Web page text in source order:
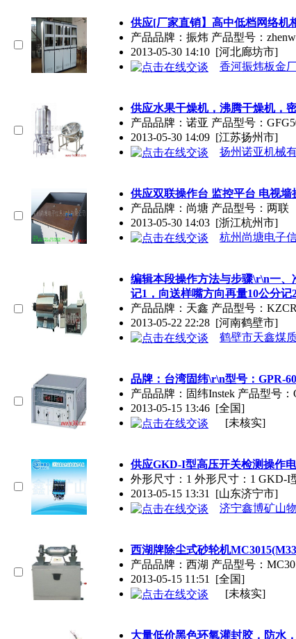
供应[厂家直销】高中低档网络机
产品品牌：振炜 产品型号：
2013-05-30 14:10 [河北廊坊市]
香河振炜板金厂
供应水果干燥机，沸腾干燥机，
产品品牌：诺亚 产品型号：
2013-05-30 14:09 [江苏扬州市]
扬州诺亚机械
供应双联操作台 监控平台 电视墙
产品品牌：尚塘 产品型号：两联
2013-05-30 14:03 [浙江杭州市]
杭州尚塘电子
编辑本段操作方法与步骤\r\n一
记1，向送样嘴方向再量10公分
产品品牌：天鑫 产品型号：
2013-05-22 22:28 [河南鹤壁市]
鹤壁市天鑫煤
品牌：台湾固纬\r\n型号：GPR-
产品品牌：固纬Instek 产品型号：
2013-05-15 13:46 [全国]
[未核实]
供应GKD-I型高压开关检测操作
外形尺寸：1 外形尺寸：1 GKD-I
2013-05-15 13:31
[山东济宁市]
济宁鑫博矿山
西湖牌除尘式砂轮机
产品品牌：西湖 产品型号：
2013-05-15 11:51
[全国]
[未核实]
大量低价黑色环氧灌封胶，防水